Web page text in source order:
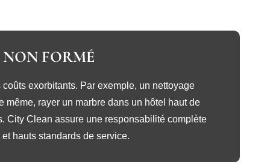
NON FORMÉ
exorbitants. Par exemple, un nettoyage
même, rayer un marbre dans un hôtel haut de
City Clean assure une responsabilité complète
hauts standards de service.